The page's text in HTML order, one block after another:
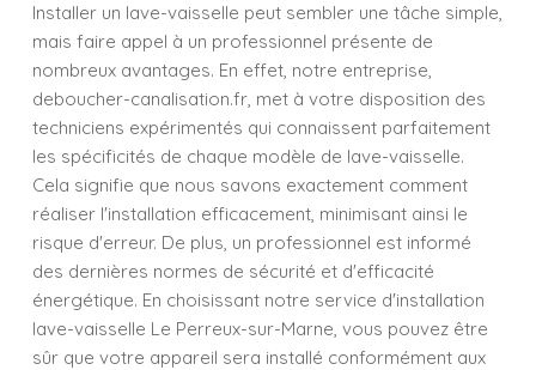
Installer un lave-vaisselle peut sembler une tâche simple,
mais faire appel à un professionnel présente de
nombreux avantages. En effet, notre entreprise,
deboucher-canalisation.fr, met à votre disposition des
techniciens expérimentés qui connaissent parfaitement
les spécificités de chaque modèle de lave-vaisselle.
Cela signifie que nous savons exactement comment
réaliser l'installation efficacement, minimisant ainsi le
risque d'erreur. De plus, un professionnel est informé
des dernières normes de sécurité et d'efficacité
énergétique. En choisissant notre service d'installation
lave-vaisselle Le Perreux-sur-Marne, vous pouvez être
sûr que votre appareil sera installé conformément aux